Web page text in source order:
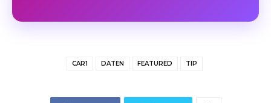
CAR1 DATEN FEATURED TIP